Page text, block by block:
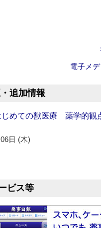
電子メ
追加情報
じめての獣医療 薬学的観
日 (木)
ビス等